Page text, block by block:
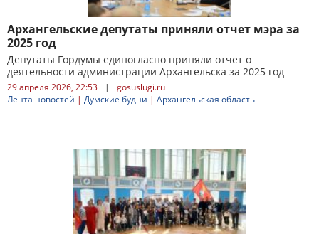
Архангельские депутаты приняли отчет мэра за
2025 год
Депутаты Гордумы единогласно приняли отчет о
деятельности администрации Архангельска за 2025 год
29 апреля 2026, 22:53 |
gosuslugi.ru
Лента новостей | Думские будни | Архангельская область